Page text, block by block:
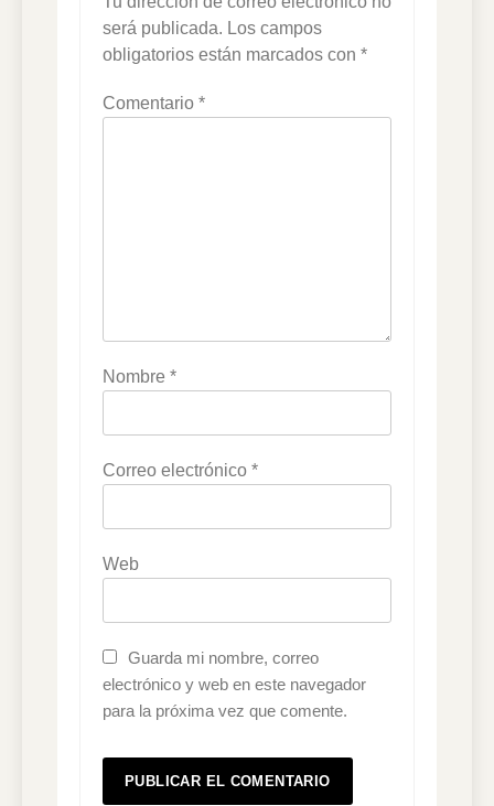
será publicada. Los campos
obligatorios están marcados con *
Comentario *
Nombre *
Correo electrónico *
Web
Guarda mi nombre, correo
electrónico y web en este navegador
para la próxima vez que comente.